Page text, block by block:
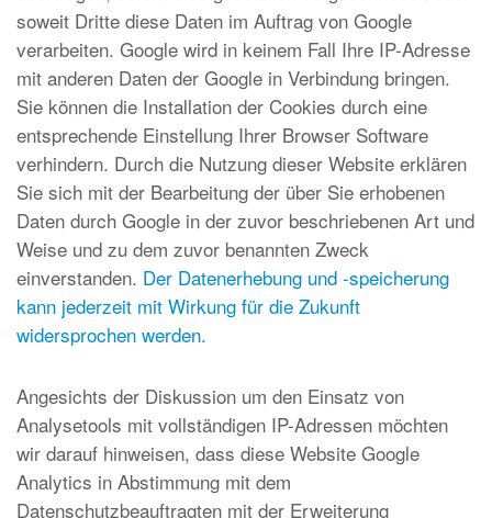
soweit Dritte diese Daten im Auftrag von Google
verarbeiten. Google wird in keinem Fall Ihre IP-Adresse
mit anderen Daten der Google in Verbindung bringen.
Sie können die Installation der Cookies durch eine
entsprechende Einstellung Ihrer Browser Software
verhindern. Durch die Nutzung dieser Website erklären
Sie sich mit der Bearbeitung der über Sie erhobenen
Daten durch Google in der zuvor beschriebenen Art und
Weise und zu dem zuvor benannten Zweck
einverstanden. Der Datenerhebung und -speicherung
kann jederzeit mit Wirkung für die Zukunft
widersprochen werden.
Angesichts der Diskussion um den Einsatz von
Analysetools mit vollständigen IP-Adressen möchten
wir darauf hinweisen, dass diese Website Google
Analytics in Abstimmung mit dem
Datenschutzbeauftragten mit der Erweiterung